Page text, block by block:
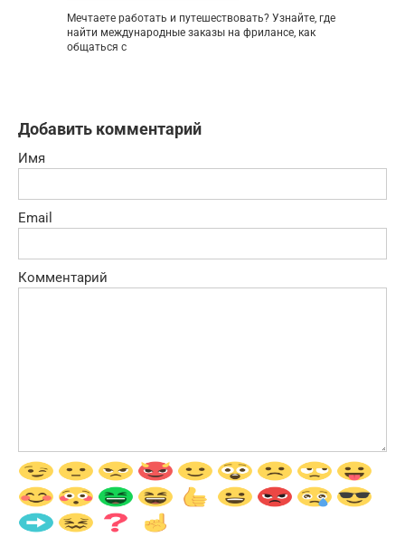
Мечтаете работать и путешествовать? Узнайте, где
найти международные заказы на фрилансе, как
общаться с
Добавить комментарий
Имя
Email
Комментарий